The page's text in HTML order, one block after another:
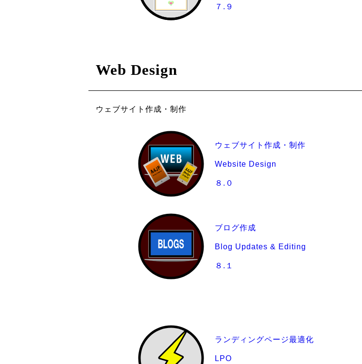
７.９
Web Design
ウェブサイト作成・制作
ウェブサイト作成・制作
Website Design
８.０
ブログ作成
Blog Updates & Editing
８.１
ランディングページ最適化
LPO